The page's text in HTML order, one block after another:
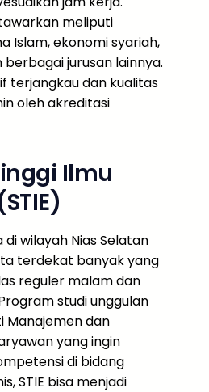
meliputi
Islam, ekonomi syariah,
berbagai jurusan lainnya.
terjangkau dan kualitas
oleh akreditasi
Ilmu
di wilayah Nias Selatan
terdekat banyak yang
reguler malam dan
studi unggulan
Manajemen dan
yang ingin
di bidang
STIE bisa menjadi